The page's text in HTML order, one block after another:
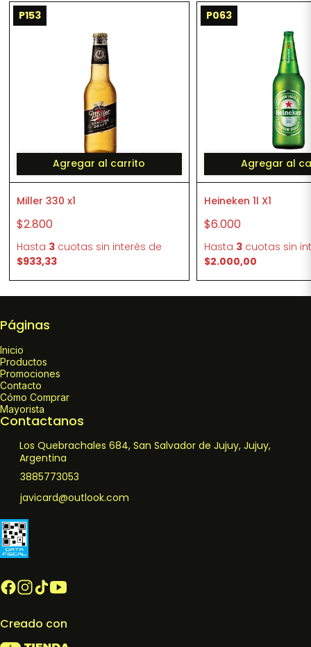
P153
Agregar al carrito
Miller 330 x1
$2.800
Hasta 3cuotas sin interés de
$933,33
P063
Agregar al
Heineken 1l X1
$6.000
Hasta 3 cuotas sin
$2.000,00
Páginas
Inicio
Productos
Promociones
Contacto
Cómo Comprar
Mayorista
Contactanos
Los Quebrachales 684, San Salvador de Jujuy, Jujuy,
Argentina
3885773053
javicard@outlook.com
Creado con